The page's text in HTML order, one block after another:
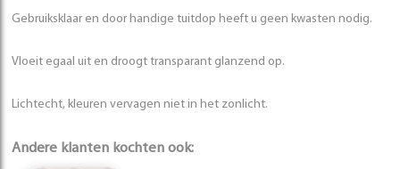
Gebruiksklaar en door handige tuitdop heeft u geen kwasten nodig.
Vloeit egaal uit en droogt transparant glanzend op.
Lichtecht, kleuren vervagen niet in het zonlicht.
Andere klanten kochten ook: